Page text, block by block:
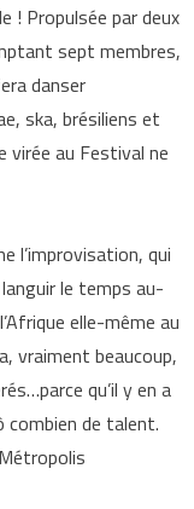
! Propulsée par deux
sept membres,
danser
ska, brésiliens et
virée au Festival ne
l’improvisation, qui
le temps au-
elle-même au
vraiment beaucoup,
qu’il y en a
combien de talent.